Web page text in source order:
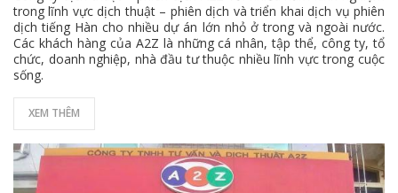
trong lĩnh vực dịch thuật – phiên dịch và triển khai dịch vụ phiên
dịch tiếng Hàn cho nhiều dự án lớn nhỏ ở trong và ngoài nước.
Các khách hàng của A2Z là những cá nhân, tập thể, công ty, tổ
chức, doanh nghiệp, nhà đầu tư thuộc nhiều lĩnh vực trong cuộc
sống.
XEM THÊM